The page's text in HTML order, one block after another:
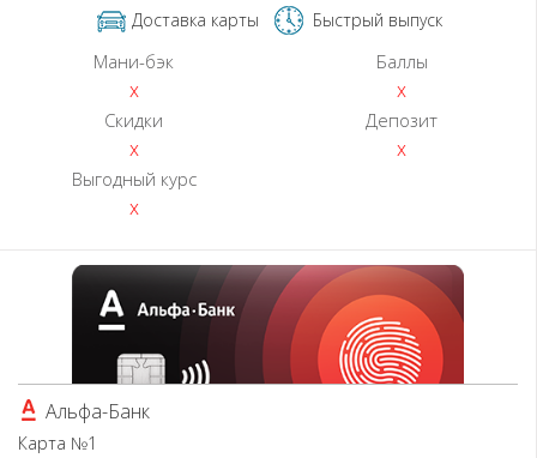
Доставка карты Быстрый выпуск
Мани-бэк
x
Баллы
x
Скидки
x
Депозит
x
Выгодный курс
x
Альфа-Банк
Карта №1